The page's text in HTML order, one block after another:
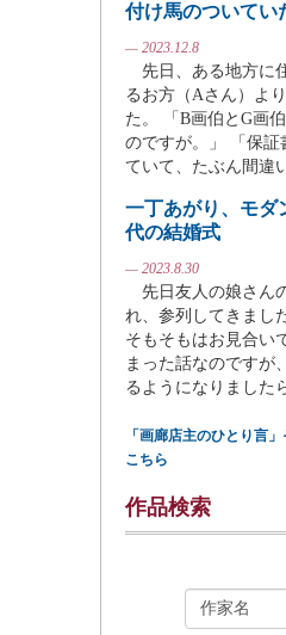
付け馬のついてい
— 2023.12.8
先日、ある地方に
るお方（Aさん）よ
た。 「B画伯とG画
のですが。」 「保証
ていて、たぶん間違
一丁あがり、モダ
代の結婚式
— 2023.8.30
先日友人の娘さん
れ、参列してきまし
そもそもはお見合い
まった話なのですが
るようになりました
「画廊店主のひとり言
こちら
作品検索